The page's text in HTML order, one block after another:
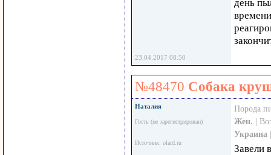
день
23.04.2017 08:50
№48470 Собака
Наталия
Гость (не зарегистрирован)
Источник: olard.ru
Порода
Жен. |
Украина
Завели